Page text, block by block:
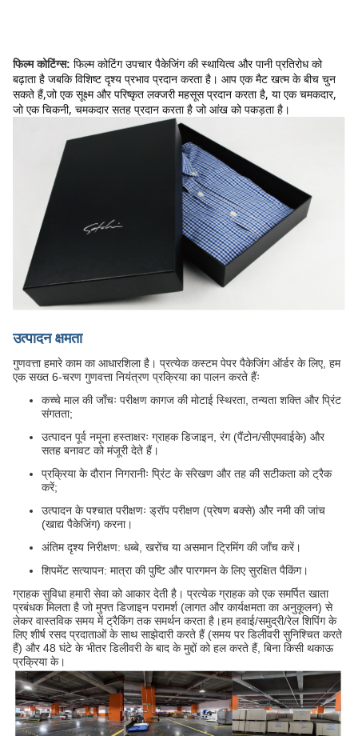
फिल्म कोटिंग्स: फिल्म कोटिंग उपचार पैकेजिंग की स्थायित्व और पानी प्रतिरोध को
बढ़ाता है जबकि विशिष्ट दृश्य प्रभाव प्रदान करता है। आप एक मैट खत्म के बीच चुन
सकते हैं,जो एक सूक्ष्म और परिष्कृत लक्जरी महसूस प्रदान करता है, या एक चमकदार,
जो एक चिकनी, चमकदार सतह प्रदान करता है जो आंख को पकड़ता है।
उत्पादन क्षमता
गुणवत्ता हमारे काम का आधारशिला है। प्रत्येक कस्टम पेपर पैकेजिंग ऑर्डर के लिए, हम
एक सख्त 6-चरण गुणवत्ता नियंत्रण प्रक्रिया का पालन करते हैंः
कच्चे माल की जाँचः परीक्षण कागज की मोटाई स्थिरता, तन्यता शक्ति और प्रिंट
संगतता;
उत्पादन पूर्व नमूना हस्ताक्षरः ग्राहक डिजाइन, रंग (पैंटोन/सीएमवाईके) और
सतह बनावट को मंजूरी देते हैं।
प्रक्रिया के दौरान निगरानीः प्रिंट के संरेखण और तह की सटीकता को ट्रैक
करें;
उत्पादन के पश्चात परीक्षणः ड्रॉप परीक्षण (प्रेषण बक्से) और नमी की जांच
(खाद्य पैकेजिंग) करना।
अंतिम दृश्य निरीक्षण: धब्बे, खरोंच या असमान ट्रिमिंग की जाँच करें।
शिपमेंट सत्यापन: मात्रा की पुष्टि और पारगमन के लिए सुरक्षित पैकिंग।
ग्राहक सुविधा हमारी सेवा को आकार देती है। प्रत्येक ग्राहक को एक समर्पित खाता
प्रबंधक मिलता है जो मुफ्त डिजाइन परामर्श (लागत और कार्यक्षमता का अनुकूलन) से
लेकर वास्तविक समय में ट्रैकिंग तक समर्थन करता है।हम हवाई/समुद्री/रेल शिपिंग के
लिए शीर्ष रसद प्रदाताओं के साथ साझेदारी करते हैं (समय पर डिलीवरी सुनिश्चित करते
हैं) और 48 घंटे के भीतर डिलीवरी के बाद के मुद्दों को हल करते हैं, बिना किसी थकाऊ
प्रक्रिया के।